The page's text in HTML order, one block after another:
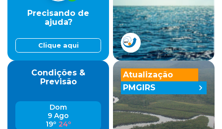
Precisando de
ajuda?
Clique aqui
Condições &
Previsão
Dom
9 Ago
19º 24º
Atualização
PMGIRS